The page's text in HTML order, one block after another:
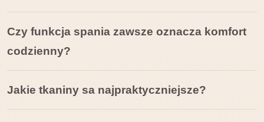
Czy funkcja spania zawsze oznacza komfort
codzienny?
Jakie tkaniny sa najpraktyczniejsze?